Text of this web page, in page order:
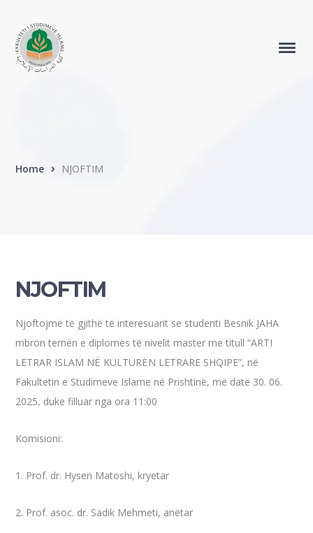
Home NJOFTIM
NJOFTIM
Njoftojmë të gjithë të interesuarit se studenti Besnik JAHA
mbron temën e diplomës të nivelit master me titull “ARTI
LETRAR ISLAM NË KULTURËN LETRARE SHQIPE”, në
Fakultetin e Studimeve Islame në Prishtinë, më datë 30. 06.
2025, duke filluar nga ora 11:00
Komisioni:
1. Prof. dr. Hysen Matoshi, kryetar
2. Prof. asoc. dr. Sadik Mehmeti, anëtar